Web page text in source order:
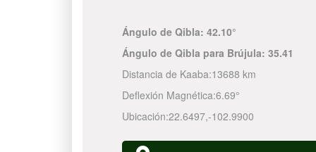
Ángulo de Qibla: 42.10°
Ángulo de Qibla para Brújula: 35.41
Distancia de Kaaba:13688 km
Deflexión Magnética:6.69°
Ubicación:22.6497,-102.9900